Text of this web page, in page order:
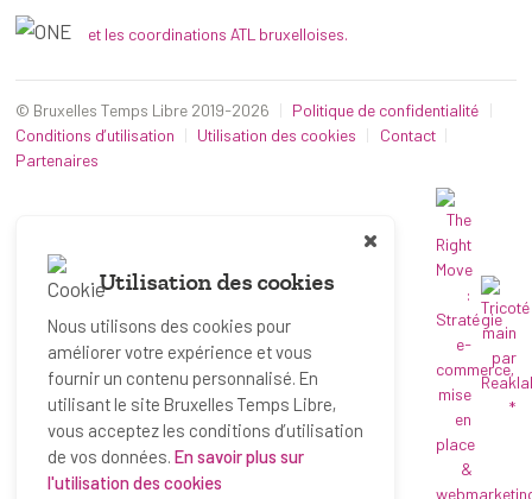
et les coordinations ATL bruxelloises.
© Bruxelles Temps Libre 2019-2026
Politique de confidentialité
Conditions d’utilisation
Utilisation des cookies
Contact
Partenaires
*
Utilisation des cookies
Nous utilisons des cookies pour
améliorer votre expérience et vous
fournir un contenu personnalisé. En
utilisant le site Bruxelles Temps Libre,
vous acceptez les conditions d’utilisation
de vos données. En savoir plus sur
l'utilisation des cookies